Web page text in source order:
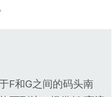
F和G之间的码头南